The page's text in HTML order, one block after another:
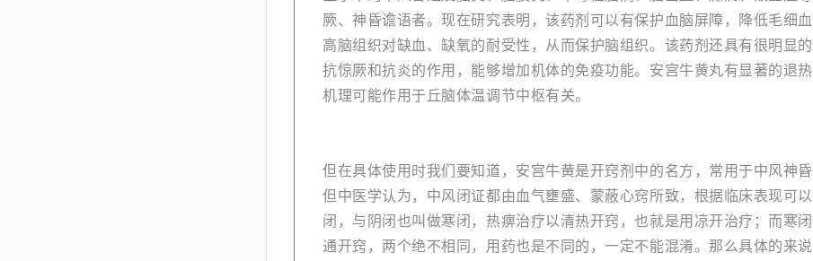
厥、神昏谵语者。现在研究表明，该药剂可以有保护血脑屏障，降低毛细
高脑组织对缺血、缺氧的耐受性，从而保护脑组织。该药剂还具有很明显的
抗惊厥和抗炎的作用，能够增加机体的免疫功能。安宫牛黄丸有显著的退
机理可能作用于丘脑体温调节中枢有关。
但在具体使用时我们要知道，安宫牛黄是开窍剂中的名方，常用于中风神昏
但中医学认为，中风闭证都由血气壅盛、蒙蔽心窍所致，根据临床表现可
闭，与阴闭也叫做寒闭，热痹治疗以清热开窍，也就是用凉开治疗；而寒
通开窍，两个绝不相同，用药也是不同的，一定不能混淆。那么具体的来